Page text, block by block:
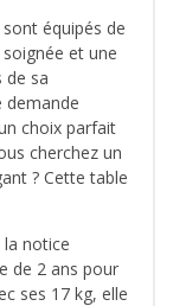
sont équipés de
et une
de sa
demande
choix parfait
cherchez un
? Cette table
notice
de 2 ans pour
ses 17 kg, elle